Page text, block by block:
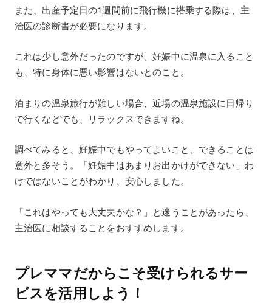
また、出産予定日の1週間前に飛行機に搭乗する際は、主
治医の診断書が必要になります。
これは少し意外だったのですが、妊娠中に温泉に入ること
も、特に身体に悪い影響はないとのこと。
泊まりの温泉旅行が難しい場合、近場の温泉施設に日帰り
で行くなどでも、リラックスできますね。
調べてみると、妊娠中でもやってよいこと、できることは
意外と多そう。「妊娠中はあまりお出かけができない」わ
けではないことがわかり、安心しました。
「これはやっても大丈夫かな？」と迷うことがあったら、
主治医に相談することをおすすめします。
プレママだからこそ受けられるサー
ビスを活用しよう！